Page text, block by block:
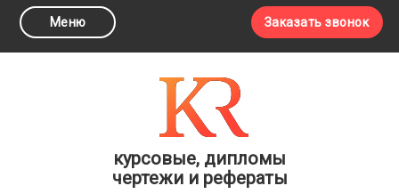
Меню Заказать звонок
курсовые, дипломы
чертежи и рефераты